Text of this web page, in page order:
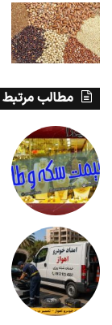
مطالب مرتبط